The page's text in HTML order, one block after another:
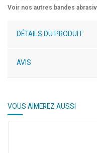
Voir nos autres bandes
DÉTAILS DU PRODUIT
AVIS
VOUS AIMEREZ AUSSI